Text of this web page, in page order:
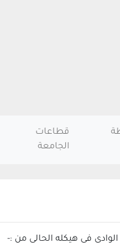
قطاعات
الجامعة
فى هيكله الحالى من :-